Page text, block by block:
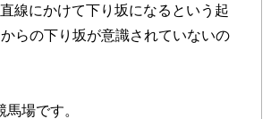
線にかけて下り坂になるという起
らの下り坂が意識されていないの
場です。